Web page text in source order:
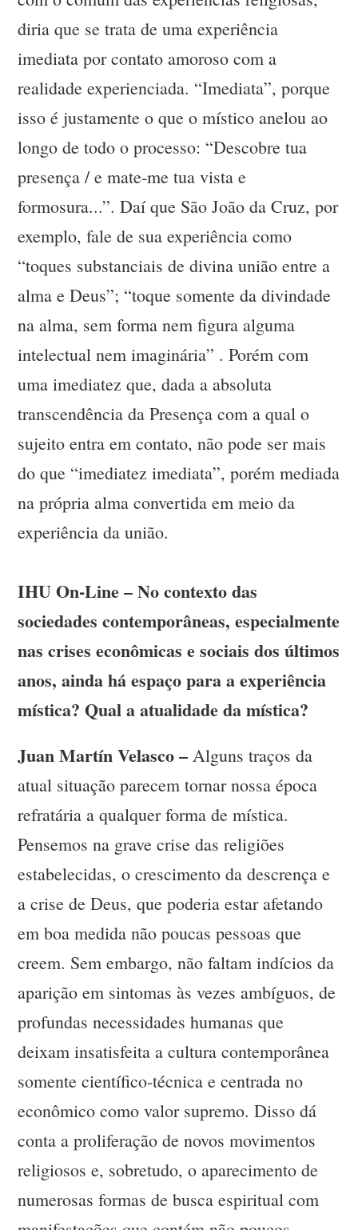
diria que se trata de uma experiência
imediata por contato amoroso com a
realidade experienciada. “Imediata”, porque
isso é justamente o que o místico anelou ao
longo de todo o processo: “Descobre tua
presença / e mate-me tua vista e
formosura...”. Daí que São João da Cruz, por
exemplo, fale de sua experiência como
“toques substanciais de divina união entre a
alma e Deus”; “toque somente da divindade
na alma, sem forma nem figura alguma
intelectual nem imaginária” . Porém com
uma imediatez que, dada a absoluta
transcendência da Presença com a qual o
sujeito entra em contato, não pode ser mais
do que “imediatez imediata”, porém mediada
na própria alma convertida em meio da
experiência da união.
IHU On-Line – No contexto das
sociedades contemporâneas, especialmente
nas crises econômicas e sociais dos últimos
anos, ainda há espaço para a experiência
mística? Qual a atualidade da mística?
Juan Martín Velasco – Alguns traços da
atual situação parecem tornar nossa época
refratária a qualquer forma de mística.
Pensemos na grave crise das religiões
estabelecidas, o crescimento da descrença e
a crise de Deus, que poderia estar afetando
em boa medida não poucas pessoas que
creem. Sem embargo, não faltam indícios da
aparição em sintomas às vezes ambíguos, de
profundas necessidades humanas que
deixam insatisfeita a cultura contemporânea
somente científico-técnica e centrada no
econômico como valor supremo. Disso dá
conta a proliferação de novos movimentos
religiosos e, sobretudo, o aparecimento de
numerosas formas de busca espiritual com